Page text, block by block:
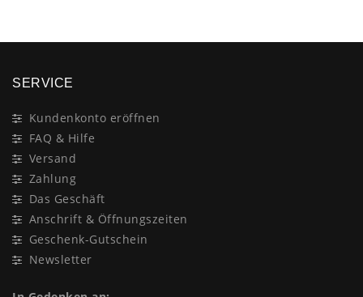
SERVICE
Kundenkonto eröffnen
FAQ & Hilfe
Versand
Zahlung
Das Geschäft
Anschrift & Öffnungszeiten
Geschenk-Gutschein
Newsletter